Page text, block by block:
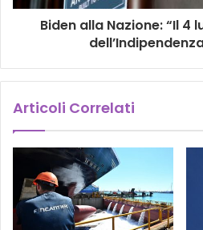
Biden alla Nazione: “Il 4
Articoli Correlati